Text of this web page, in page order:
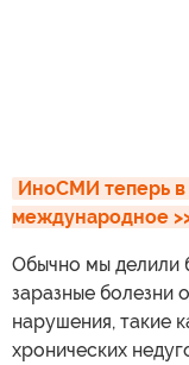
ИноСМИ теперь в
международное
Обычно мы делили
заразные болезни
нарушения, такие
хронических